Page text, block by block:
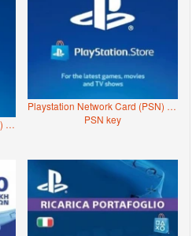
PlayStation Network Card (PSN) $60 (USA)
Playstation Network Card (PSN) ?€20 (Greece)
PSN key